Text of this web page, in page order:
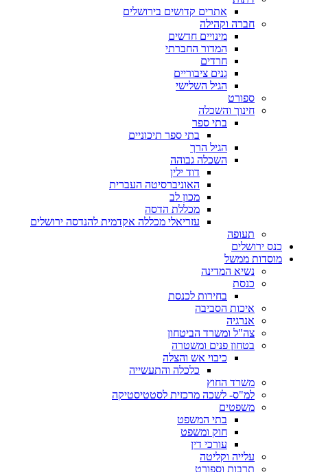
אתרים קדושים בירושלים
חברה וקהילה
מינויים חדשים
המדור החברתי
חרדים
גנים ציבוריים
הגיל השלישי
ספורט
חינוך והשכלה
בתי ספר
בתי ספר תיכוניים
הגיל הרך
השכלה גבוהה
דוד ילין
האוניברסיטה העברית
מכון לב
מכללת הדסה
עזריאלי מכללה אקדמית להנדסה ירושלים
תעופה
כנס ירושלים
מוסדות ממשל
נשיא המדינה
כנסת
בחירות לכנסת
איכות הסביבה
אנרגיה
צה"ל ומשרד הביטחון
בטחון פנים ומשטרה
כיבוי אש והצלה
כלכלה והתעשייה
משרד החוץ
למ"ס- לשכה מרכזית לסטטיסטיקה
משפטים
בתי המשפט
חוק ומשפט
עורכי דין
עלייה וקליטה
תרבות וספורט